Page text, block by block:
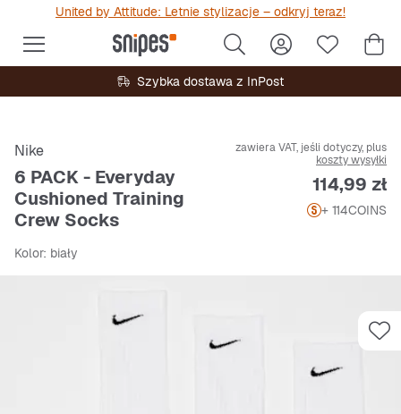
United by Attitude: Letnie stylizacje – odkryj teraz!
Szybka dostawa z InPost
Nike
6 PACK - Everyday
Cushioned Training
Crew Socks
zawiera VAT, jeśli dotyczy, plus
koszty wysyłki
Cena
114,99 zł
+ 114COINS
Kolor: biały